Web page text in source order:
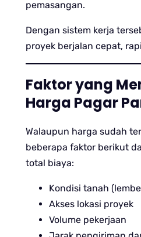
pemasangan.
Dengan sistem kerja
proyek berjalan cepat,
Faktor yang
Harga Pagar
Walaupun harga sudah
beberapa faktor berikut
total biaya:
Kondisi tanah
Akses lokasi proyek
Volume pekerjaan